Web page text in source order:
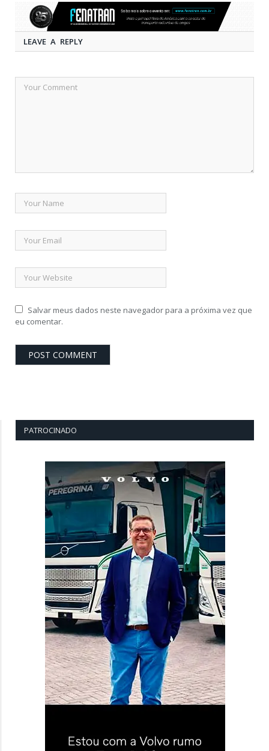
LEAVE A REPLY
Salvar meus dados neste navegador para a próxima vez que
eu comentar.
PATROCINADO